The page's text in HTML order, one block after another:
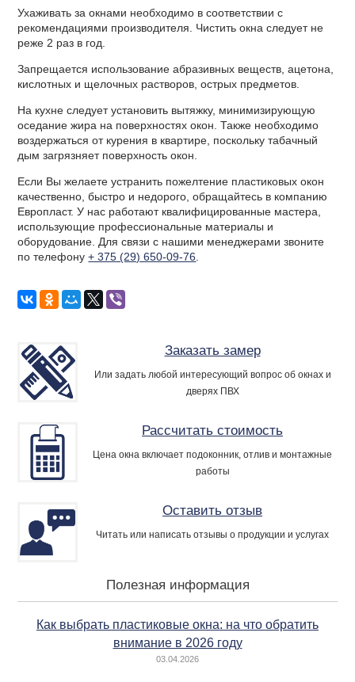
Ухаживать за окнами необходимо в соответствии с
рекомендациями производителя. Чистить окна следует не
реже 2 раз в год.
Запрещается использование абразивных веществ, ацетона,
кислотных и щелочных растворов, острых предметов.
На кухне следует установить вытяжку, минимизирующую
оседание жира на поверхностях окон. Также необходимо
воздержаться от курения в квартире, поскольку табачный
дым загрязняет поверхность окон.
Если Вы желаете устранить пожелтение пластиковых окон
качественно, быстро и недорого, обращайтесь в компанию
Европласт. У нас работают квалифицированные мастера,
использующие профессиональные материалы и
оборудование. Для связи с нашими менеджерами звоните
по телефону+ 375 (29) 650-09-76.
Заказать замер
Или задать любой интересующий вопрос об окнах и
дверях ПВХ
Рассчитать стоимость
Цена окна включает подоконник, отлив и монтажные
работы
Оставить отзыв
Читать или написать отзывы о продукции и услугах
Полезная информация
Как выбрать пластиковые окна: на что обратить
внимание в 2026 году
03.04.2026